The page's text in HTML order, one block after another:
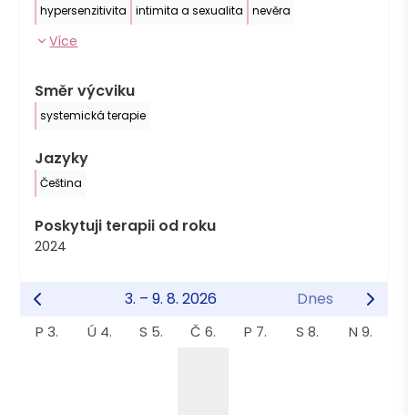
hypersenzitivita intimita a sexualita nevěra
Více
Směr výcviku
systemická terapie
Jazyky
Čeština
Poskytuji terapii od roku
2024
3. – 9. 8. 2026 Dnes
P 3. Ú 4. S 5. Č 6. P 7. S 8. N 9.